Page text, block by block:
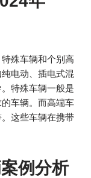
殊车辆和个别高
电动、插电式混
特殊车辆一般是
车辆。而高端车
这些车辆在携带
例分析